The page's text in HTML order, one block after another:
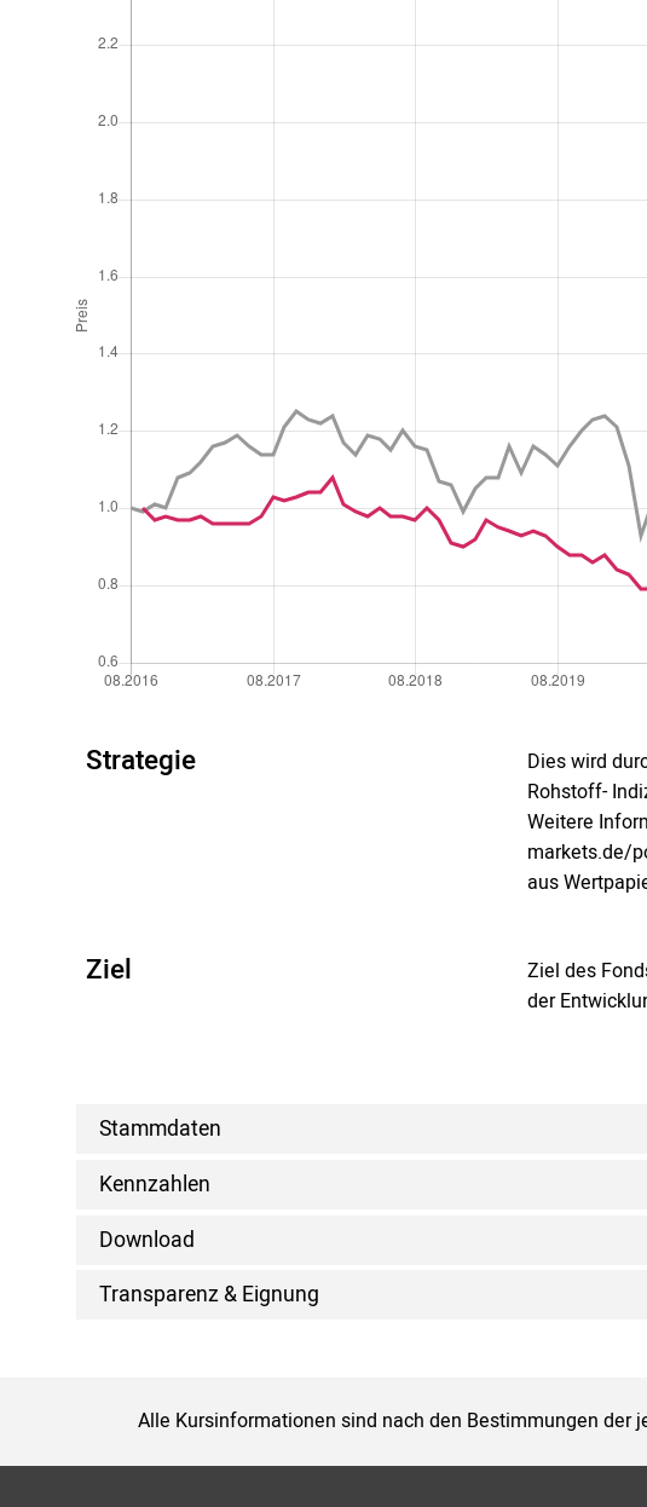
Strategie
Dies wird
Rohstoff-
Weitere
markets.de/
aus
Ziel
Ziel des
der
Stammdaten
Kennzahlen
Download
Transparenz & Eignung
Alle Kursinformationen sind nach den Bestimmungen der